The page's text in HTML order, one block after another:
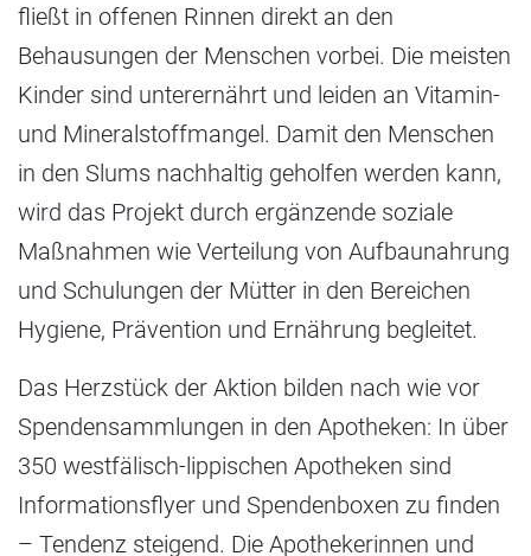
fließt in offenen Rinnen direkt an den
Behausungen der Menschen vorbei. Die meisten
Kinder sind unterernährt und leiden an Vitamin-
und Mineralstoffmangel. Damit den Menschen
in den Slums nachhaltig geholfen werden kann,
wird das Projekt durch ergänzende soziale
Maßnahmen wie Verteilung von Aufbaunahrung
und Schulungen der Mütter in den Bereichen
Hygiene, Prävention und Ernährung begleitet.
Das Herzstück der Aktion bilden nach wie vor
Spendensammlungen in den Apotheken: In über
350 westfälisch-lippischen Apotheken sind
Informationsflyer und Spendenboxen zu finden
– Tendenz steigend. Die Apothekerinnen und